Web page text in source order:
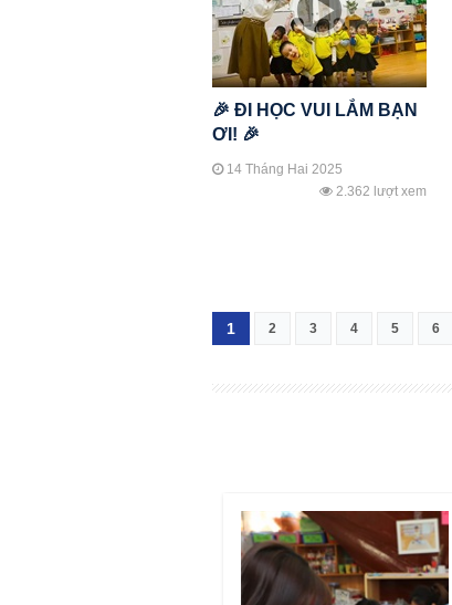
🎉 ĐI HỌC VUI LẮM BẠN
ƠI! 🎉
14 Tháng Hai 2025
2.362 lượt xem
1 2 3 4 5 6